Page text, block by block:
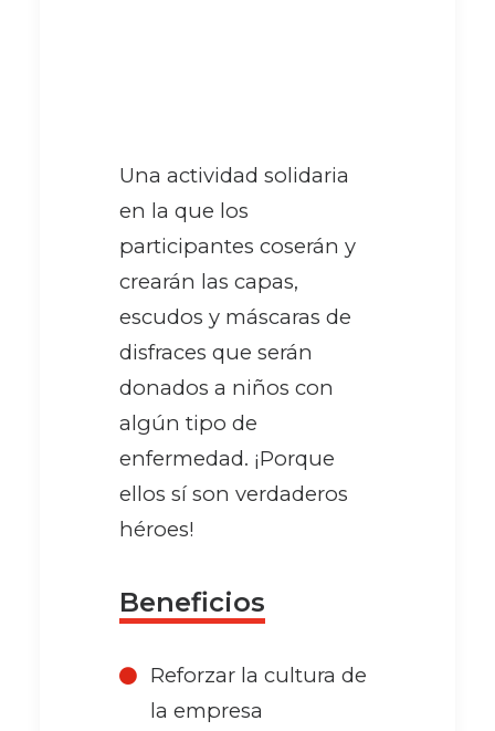
Una actividad solidaria
en la que los
participantes coserán y
crearán las capas,
escudos y máscaras de
disfraces que serán
donados a niños con
algún tipo de
enfermedad. ¡Porque
ellos sí son verdaderos
héroes!
Beneficios
Reforzar la cultura de
la empresa